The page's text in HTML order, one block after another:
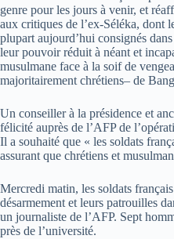
genre pour les jours à venir, et
aux critiques de l’ex-Séléka, dont
plupart aujourd’hui consignés
leur pouvoir réduit à néant et
musulmane face à la soif de
majoritairement chrétiens– de
Un conseiller à la présidence et
félicité auprès de l’AFP de
Il a souhaité que « les soldats
assurant que chrétiens et
Mercredi matin, les soldats
désarmement et leurs patrouilles
un journaliste de l’AFP. Sept
près de l’université.